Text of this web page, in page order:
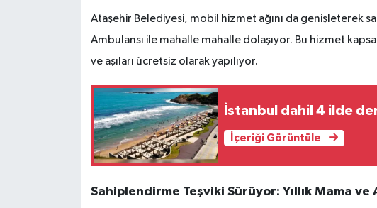
Ataşehir Belediyesi, mobil hizmet ağını da genişleterek
Ambulansı ile mahalle mahalle dolaşıyor. Bu hizmet
ve aşıları ücretsiz olarak yapılıyor.
İstanbul dahil 4 ilde
İçeriği Görüntüle
Sahiplendirme Teşviki Sürüyor: Yıllık Mama ve